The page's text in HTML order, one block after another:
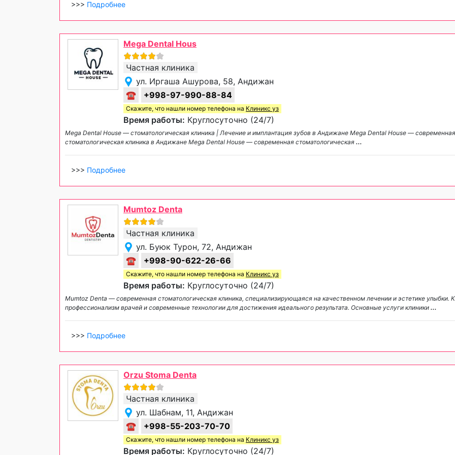
>>> Подробнее
Mega Dental Hous
Частная клиника
ул. Иргаша Ашурова, 58, Андижан
☎
+998-97-990-88-84
Скажите, что нашли номер телефона на Клиникс уз
Время работы: Круглосуточно (24/7)
Mega Dental House — стоматологическая клиника | Лечение и имплантация зубов в Андижане Mega Dental House — современная
стоматологическая клиника в Андижане Mega Dental House — современная стоматологическая ...
>>> Подробнее
Mumtoz Denta
Частная клиника
ул. Буюк Турон, 72, Андижан
☎
+998-90-622-26-66
Скажите, что нашли номер телефона на Клиникс уз
Время работы: Круглосуточно (24/7)
Mumtoz Denta — современная стоматологическая клиника, специализирующаяся на качественном лечении и эстетике улыбки.
профессионализм врачей и современные технологии для достижения идеального результата. Основные услуги клиники ...
>>> Подробнее
Orzu Stoma Denta
Частная клиника
ул. Шабнам, 11, Андижан
☎
+998-55-203-70-70
Скажите, что нашли номер телефона на Клиникс уз
Время работы: Круглосуточно (24/7)